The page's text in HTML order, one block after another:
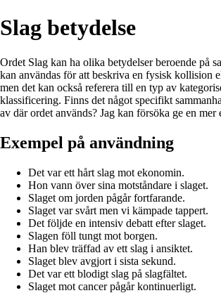
Slag betydelse
Ordet Slag kan ha olika betydelser beroende på
kan användas för att beskriva en fysisk kollision
men det kan också referera till en typ av
klassificering. Finns det något specifikt
av där ordet används? Jag kan försöka ge en
Exempel på användning
Det var ett hårt slag mot ekonomin.
Hon vann över sina motståndare i slaget.
Slaget om jorden pågår fortfarande.
Slaget var svårt men vi kämpade tappert.
Det följde en intensiv debatt efter slaget.
Slagen föll tungt mot borgen.
Han blev träffad av ett slag i ansiktet.
Slaget blev avgjort i sista sekund.
Det var ett blodigt slag på slagfältet.
Slaget mot cancer pågår kontinuerligt.